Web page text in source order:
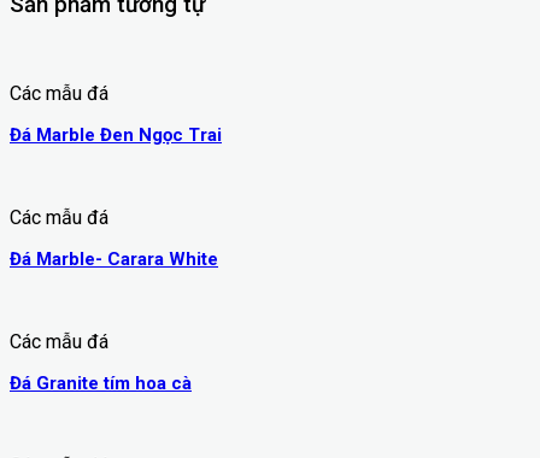
Các mẫu đá
Đá Marble Đen Ngọc Trai
Các mẫu đá
Đá Marble- Carara White
Các mẫu đá
Đá Granite tím hoa cà